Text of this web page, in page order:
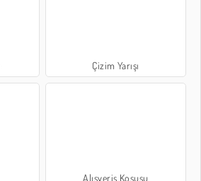
Çizim Yarışı
Alışveriş Koşusu